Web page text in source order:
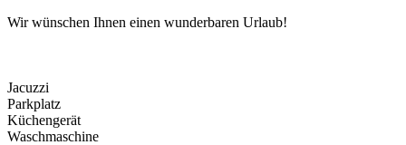
Wir wünschen Ihnen einen wunderbaren Urlaub!
Jacuzzi
Parkplatz
Küchengerät
Waschmaschine